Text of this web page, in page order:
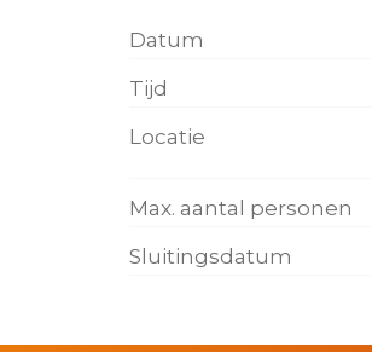
Datum
Tijd
Locatie
Max. aantal personen
Sluitingsdatum